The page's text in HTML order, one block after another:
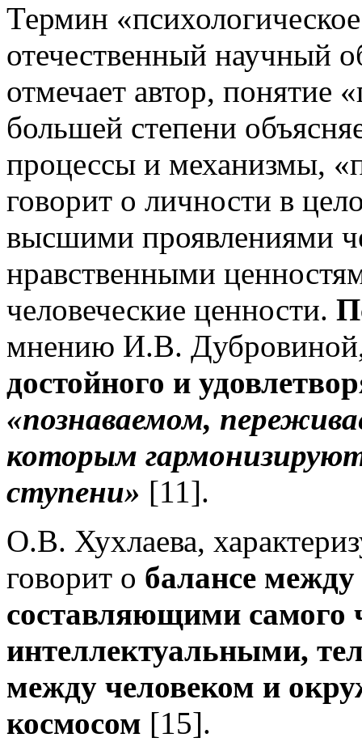
Термин
отечественный научный
отмечает автор, понятие
большей степени
процессы и механизмы,
говорит о личности в
высшими проявлениями
нравственными
человеческие ценности.
мнению И.В.
достойного и
«познаваемом,
которым
ступени» [11].
О.В. Хухлаева,
говорит о балансе
составляющими самого
интеллектуальными,
между человеком и
космосом [15].